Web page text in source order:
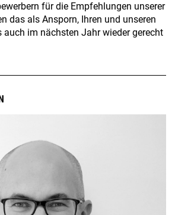
für die Empfehlungen unserer
das als Ansporn, Ihren und unseren
auch im nächsten Jahr wieder gerecht